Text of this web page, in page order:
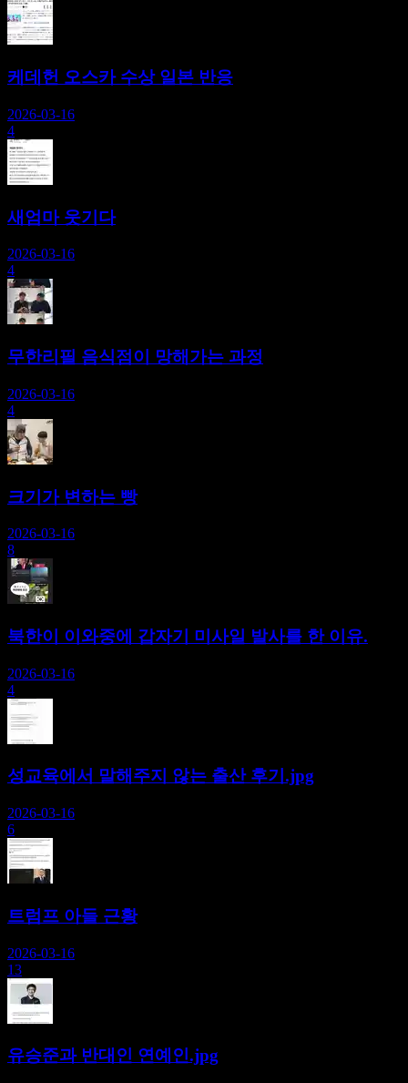
케데헌 오스카 수상 일본 반응
2026-03-16
4
새엄마 웃기다
2026-03-16
4
무한리필 음식점이 망해가는 과정
2026-03-16
4
크기가 변하는 빵
2026-03-16
8
북한이 이와중에 갑자기 미사일 발사를 한 이유.
2026-03-16
4
성교육에서 말해주지 않는 출산 후기.jpg
2026-03-16
6
트럼프 아들 근황
2026-03-16
13
유승준과 반대인 연예인.jpg